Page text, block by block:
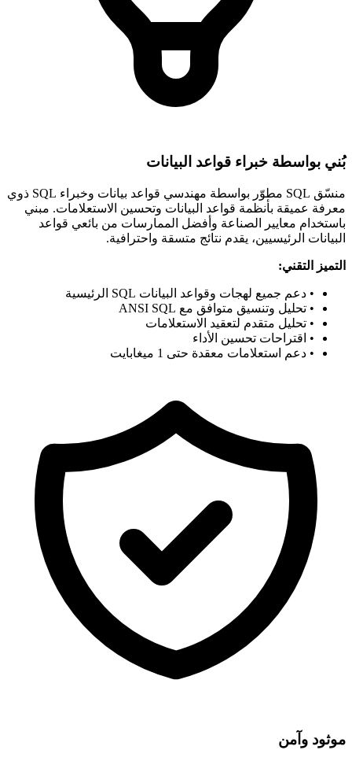
بُني بواسطة خبراء قواعد البيانات
منسّق SQL مطوّر بواسطة مهندسي قواعد بيانات وخبراء SQL ذوي
معرفة عميقة بأنظمة قواعد البيانات وتحسين الاستعلامات. مبني
باستخدام معايير الصناعة وأفضل الممارسات من بائعي قواعد
البيانات الرئيسيين، يقدم نتائج متسقة واحترافية.
التميز التقني:
• دعم جميع لهجات وقواعد البيانات SQL الرئيسية
• تحليل وتنسيق متوافق مع ANSI SQL
• تحليل متقدم لتعقيد الاستعلامات
• اقتراحات تحسين الأداء
• دعم استعلامات معقدة حتى 1 ميغابايت
موثود وآمن